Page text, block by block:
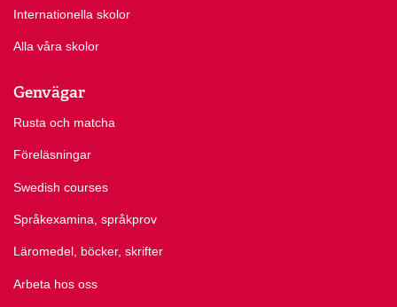
Internationella skolor
Alla våra skolor
Genvägar
Rusta och matcha
Föreläsningar
Swedish courses
Språkexamina, språkprov
Läromedel, böcker, skrifter
Arbeta hos oss